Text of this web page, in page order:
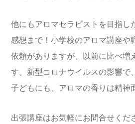
他にもアロマセラピストを目指し
感想まで！小学校のアロマ講座や
依頼がありますが、以前に比べ増
す。新型コロナウイルスの影響で
子どもにも、アロマの香りは精神
出張講座はお気軽にお問合せくだ